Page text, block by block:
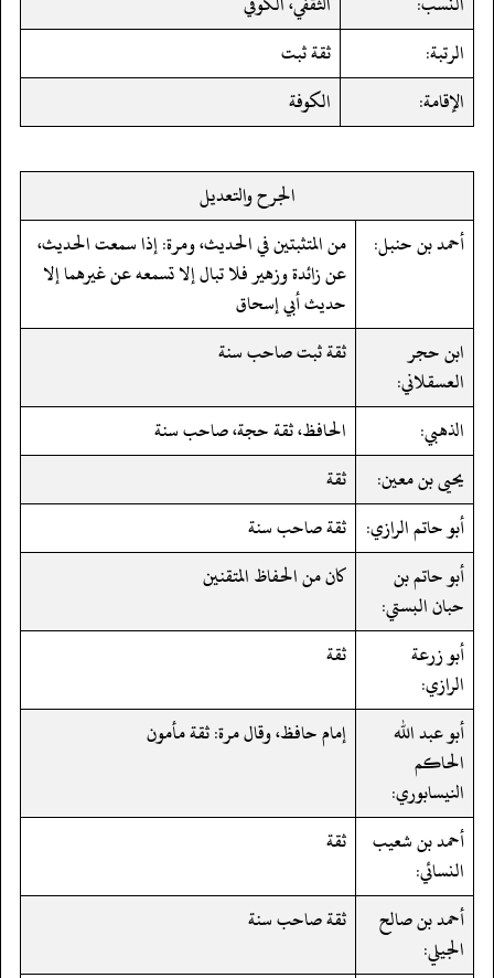
الرتبة:
ثقة ثبت
الإقامة:
الكوفة
الجرح والتعديل
أحمد بن حنبل:
من المتثبتين في الحديث، ومرة: إذا سمعت الحديث،
عن زائدة وزهير فلا تبال إلا تسمعه عن غيرهما إلا
حديث أبي إسحاق
ابن حجر
العسقلاني:
ثقة ثبت صاحب سنة
الذهبي:
الحافظ، ثقة حجة، صاحب سنة
يحيى بن معين:
ثقة
أبو حاتم الرازي: ثقة صاحب سنة
أبو حاتم بن
حبان البستي:
كان من الحفاظ المتقنين
أبو زرعة
الرازي:
ثقة
أبو عبد الله
الحاكم
النيسابوري:
إمام حافظ، وقال مرة: ثقة مأمون
أحمد بن شعيب
النسائي:
ثقة
أحمد بن صالح
الجيلي:
ثقة صاحب سنة